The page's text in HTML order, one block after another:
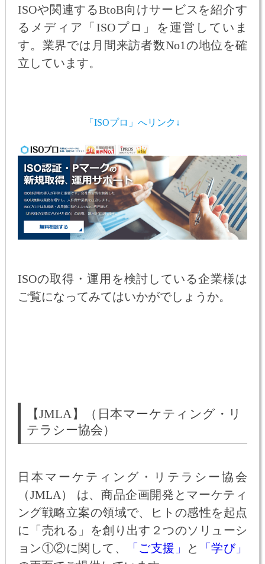
ISOや関連するBtoB向けサービスを紹介す
るメディア「ISOプロ」を運営していま
す。業界では月間来訪者数No1の地位を確
立しています。
「ISOプロ」へリンク↓
ISOの取得・運用を検討している企業様は
ご覧になってみてはいかがでしょうか。
【JMLA】（日本マーケティング・リ
テラシー協会）
日本マーケティング・リテラシー協会
（JMLA） は、商品企画開発とマーケティ
ング戦略立案の領域で、ヒトの感性を起点
に「売れる」を創り出す２つのソリューシ
ョン①②に関して、
「ご支援」 と
「学び」